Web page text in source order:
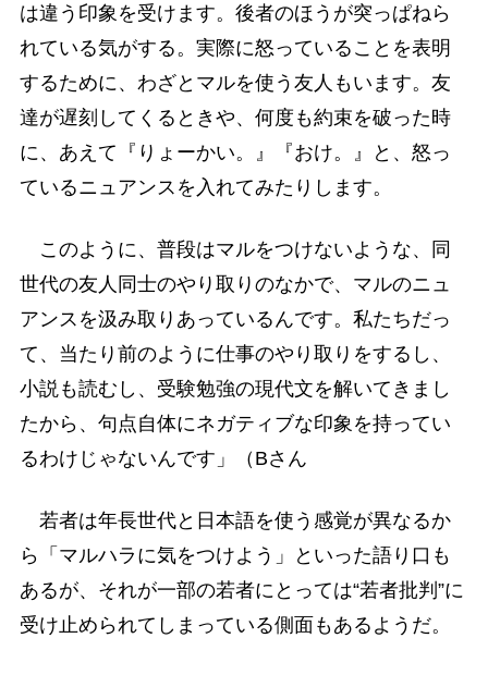
は違う印象を受けます。後者のほうが突っぱねら
れている気がする。実際に怒っていることを表明
するために、わざとマルを使う友人もいます。友
達が遅刻してくるときや、何度も約束を破った時
に、あえて『りょーかい。』『おけ。』と、怒っ
ているニュアンスを入れてみたりします。
このように、普段はマルをつけないような、同
世代の友人同士のやり取りのなかで、マルのニュ
アンスを汲み取りあっているんです。私たちだっ
て、当たり前のように仕事のやり取りをするし、
小説も読むし、受験勉強の現代文を解いてきまし
たから、句点自体にネガティブな印象を持ってい
るわけじゃないんです」（Bさん
若者は年長世代と日本語を使う感覚が異なるか
ら「マルハラに気をつけよう」といった語り口も
あるが、それが一部の若者にとっては“若者批判”に
受け止められてしまっている側面もあるようだ。